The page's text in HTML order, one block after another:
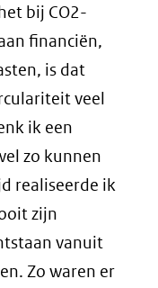
bij CO2-
financiën,
is dat
veel
ik een
zo kunnen
realiseerde ik
zijn
vanuit
Zo waren er